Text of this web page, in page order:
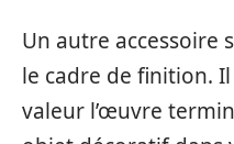
Un autre accessoire
le cadre de finition.
valeur l’œuvre